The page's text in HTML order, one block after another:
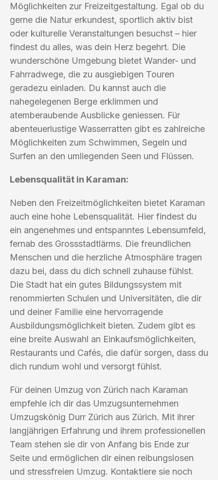
Möglichkeiten zur Freizeitgestaltung. Egal ob du
gerne die Natur erkundest, sportlich aktiv bist
oder kulturelle Veranstaltungen besuchst – hier
findest du alles, was dein Herz begehrt. Die
wunderschöne Umgebung bietet Wander- und
Fahrradwege, die zu ausgiebigen Touren
geradezu einladen. Du kannst auch die
nahegelegenen Berge erklimmen und
atemberaubende Ausblicke geniessen. Für
abenteuerlustige Wasserratten gibt es zahlreiche
Möglichkeiten zum Schwimmen, Segeln und
Surfen an den umliegenden Seen und Flüssen.
Lebensqualität in Karaman:
Neben den Freizeitmöglichkeiten bietet Karaman
auch eine hohe Lebensqualität. Hier findest du
ein angenehmes und entspanntes Lebensumfeld,
fernab des Grossstadtlärms. Die freundlichen
Menschen und die herzliche Atmosphäre tragen
dazu bei, dass du dich schnell zuhause fühlst.
Die Stadt hat ein gutes Bildungssystem mit
renommierten Schulen und Universitäten, die dir
und deiner Familie eine hervorragende
Ausbildungsmöglichkeit bieten. Zudem gibt es
eine breite Auswahl an Einkaufsmöglichkeiten,
Restaurants und Cafés, die dafür sorgen, dass du
dich rundum wohl und versorgt fühlst.
Für deinen Umzug von Zürich nach Karaman
empfehle ich dir das Umzugsunternehmen
Umzugskönig Durr Zürich aus Zürich. Mit ihrer
langjährigen Erfahrung und ihrem professionellen
Team stehen sie dir von Anfang bis Ende zur
Seite und ermöglichen dir einen reibungslosen
und stressfreien Umzug. Kontaktiere sie noch